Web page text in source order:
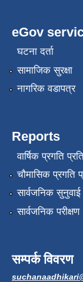
eGov
घटना दर्ता
सामाजिक सुरक्षा
नागरिक वडापत्र
Reports
वार्षिक प्रगति
चौमासिक प्रगति
सार्वजनिक सुनुवाई
सार्वजनिक परीक्षण
सम्पर्क विवरण